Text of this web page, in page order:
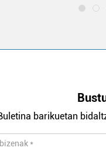
barikuetan